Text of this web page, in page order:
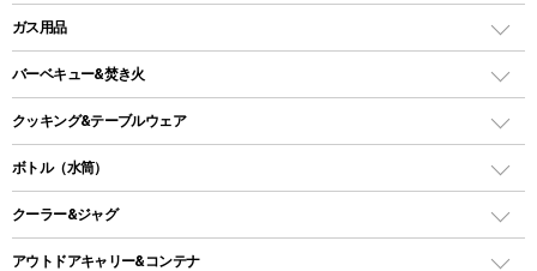
ロッジ型・オリジナルテント
タープ
スクエアタープ（レクタタープ）
メッシュタープ
自立式タープ
レジャーシート
LEDランタン
ガスランタン
オイルランタン
LEDライト
ヘッドライト
キャンドル
ガス用品
ガスバーナー
ガス缶
ガストーチ、ライター
バーベキュー&焚き火
バーベキューコンロ、グリル
焚き火台タイプ（ロースタイル）グリル
卓上タイプグリル
パーティータイプグリル
クッキング&テーブルウェア
ダッチオーブン
ホットサンドメーカー
ボトル（水筒）
ステンレスボトル
クーラー&ジャグ
クーラーボックス
アウトドアキャリー&コンテナ